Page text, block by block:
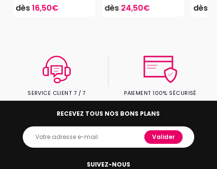
dès16,50€ dès24,50€ dès
SERVICE CLIENT 7 / 7 PAIEMENT 100% SÉCURISÉ
SUIVEZ-NOUS
RECEVEZ TOUS NOS BONS PLANS
Valider